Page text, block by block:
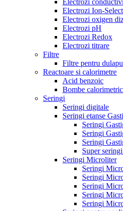
Electrozi
Electrozi Ion-
Electrozi oxigen
Electrozi pH
Electrozi Redox
Electrozi titrare
Filtre
Filtre pentru
Reactoare si calorimetre
Acid benzoic
Bombe
Seringi
Seringi digitale
Seringi etanse
Seringi
Seringi
Seringi
Super
Seringi Microliter
Seringi
Seringi
Seringi
Seringi
Seringi